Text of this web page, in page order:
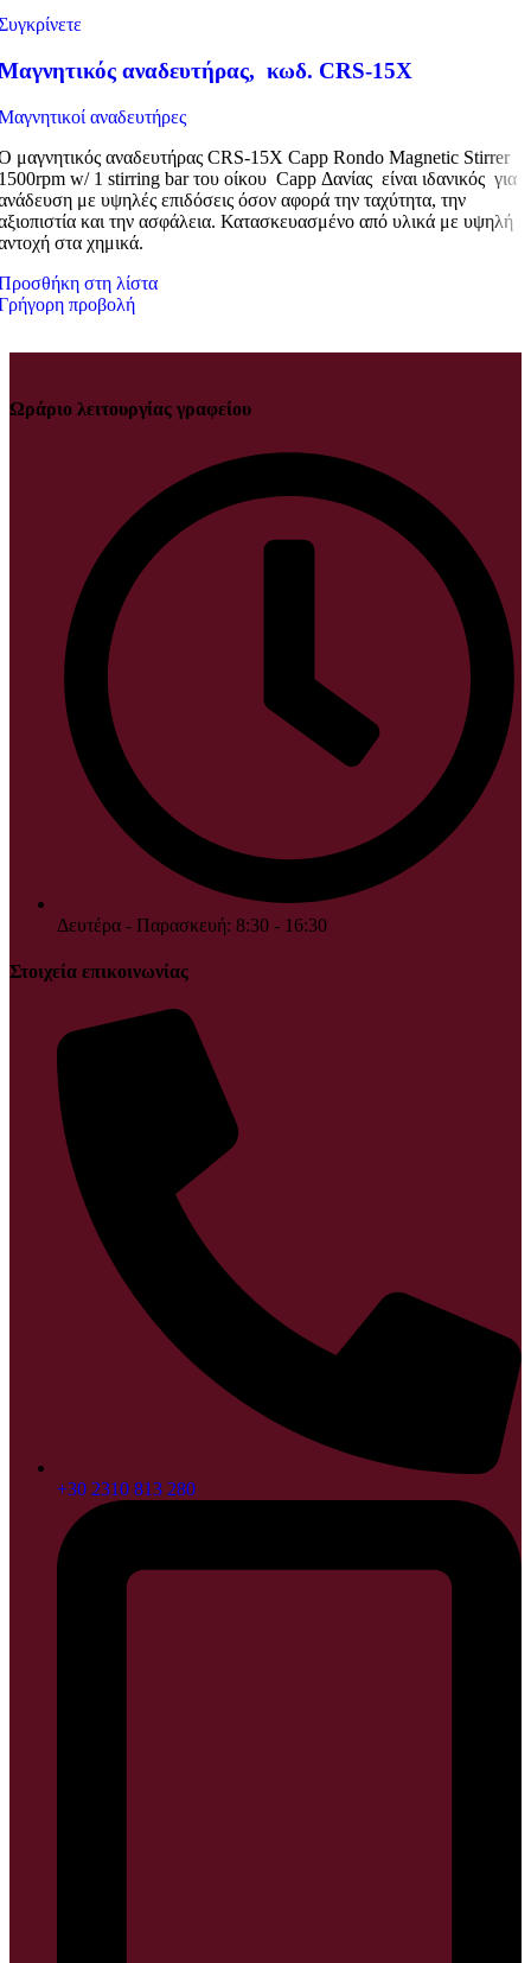
αναδευτήρας, κωδ. CRS-15X
αναδευτήρες
μαγνητικός αναδευτήρας CRS-15X Capp Rondo Magnetic Stirrer
w/ 1 stirring bar του οίκου Capp Δανίας είναι ιδανικός για
με υψηλές επιδόσεις όσον αφορά την ταχύτητα, την
και την ασφάλεια. Κατασκευασμένο από υλικά με υψηλή
στα χημικά.
στη λίστα
προβολή
Ωράριο λειτουργίας γραφείου
Δευτέρα - Παρασκευή: 8:30 - 16:30
Στοιχεία επικοινωνίας
+30 2310 813 280